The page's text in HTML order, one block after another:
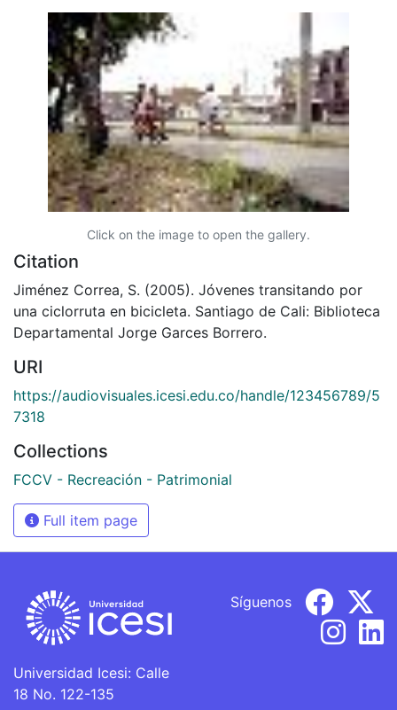
Click on the image to open the gallery.
Citation
Jiménez Correa, S. (2005). Jóvenes transitando por
una ciclorruta en bicicleta. Santiago de Cali: Biblioteca
Departamental Jorge Garces Borrero.
URI
https://audiovisuales.icesi.edu.co/handle/123456789/5
7318
Collections
FCCV - Recreación - Patrimonial
Full item page
Universidad Icesi: Calle
18 No. 122-135
Síguenos